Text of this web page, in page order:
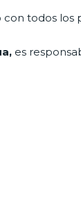
todos los
es